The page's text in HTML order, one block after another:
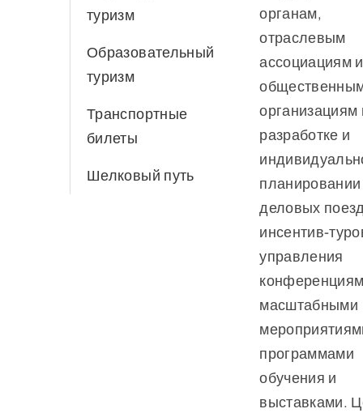
туризм
Образовательный
туризм
Транспортные
билеты
Шелковый путь
органам,
отраслевым
ассоциациям и
организациям
разработке и
планировании
деловых
инсентив-
управления
масштабными
программами
обучения и
выставками.